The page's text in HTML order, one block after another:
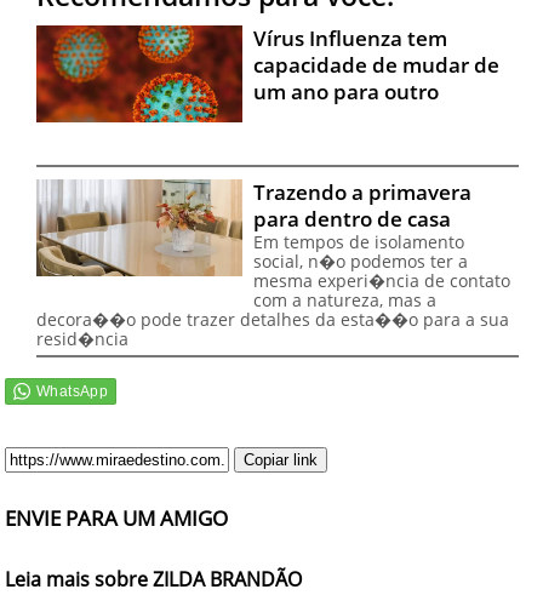
Vírus Influenza tem
capacidade de mudar de
um ano para outro
Trazendo a primavera
para dentro de casa
Em tempos de isolamento
social, n�o podemos ter a
mesma experi�ncia de contato
com a natureza, mas a
decora��o pode trazer detalhes da esta��o para a sua
resid�ncia
Copiar link
ENVIE PARA UM AMIGO
Leia mais sobre ZILDA BRANDÃO